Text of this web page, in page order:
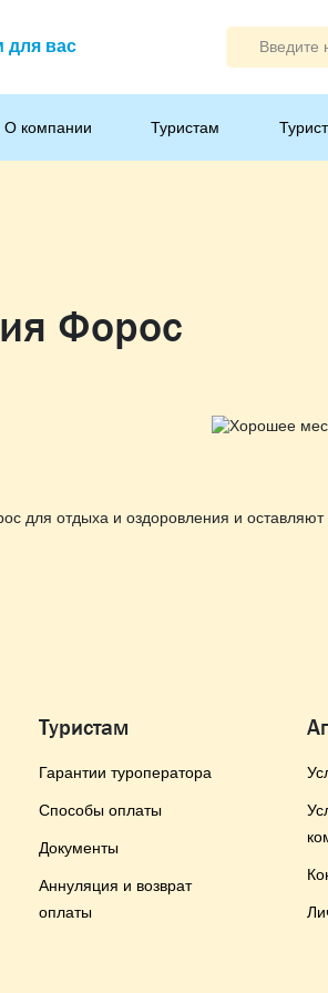
для вас
О компании Туристам
Форос
для отдыха и оздоровления и
Туристам
Гарантии туроператора
Способы оплаты
Документы
Аннуляция и возврат
оплаты